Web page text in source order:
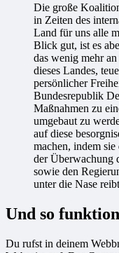
Die große
in Zeiten des
Land für uns alle
Blick gut, ist es
das wenig mehr
dieses Landes,
persönlicher
Bundesrepublik
Maßnahmen zu
umgebaut zu
auf diese
machen, indem
der Überwachung
sowie den
unter die Nase
Und so
Du rufst in deinem